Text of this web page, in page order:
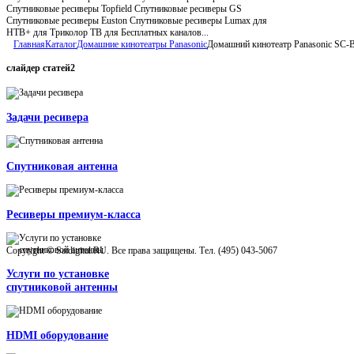
Спутниковые ресиверы Topfield Спутниковые ресиверы GS
Спутниковые ресиверы Euston Спутниковые ресиверы Lumax для
НТВ+ для Триколор ТВ для Бесплатных каналов...
ГлавнаяКаталогДомашние кинотеатры PanasonicДомашний кинотеатр Panasonic SC-
слайдер статей2
Задачи ресивера
Спутниковая антенна
Ресиверы премиум-класса
Услуги по установке
спутниковой антенны
HDMI оборудование
Copyright © Satdigital.RU. Все права защищены. Тел. (495) 043-5067